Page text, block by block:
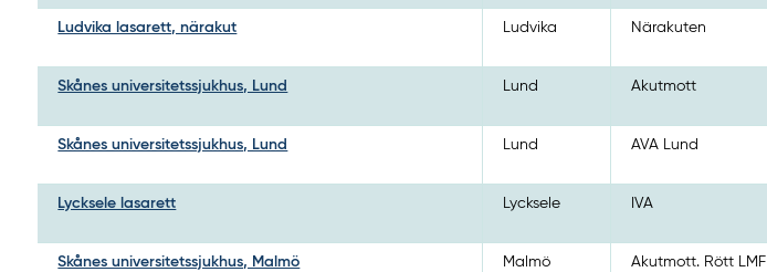
Ludvika lasarett, närakut Ludvika Närakuten
Skånes universitetssjukhus, Lund Lund Akutmott
Skånes universitetssjukhus, Lund Lund AVA Lund
Lycksele lasarett Lycksele IVA
Skånes universitetssjukhus, Malmö Malmö Akutmott. Rött LMF